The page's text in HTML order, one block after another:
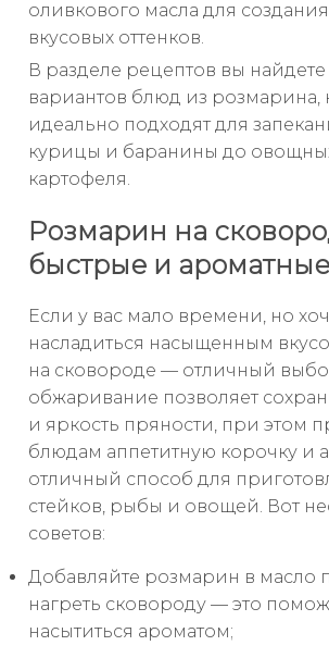
оливкового масла для
вкусовых оттенков.
В разделе рецептов вы
вариантов блюд из розмарина,
идеально подходят для
курицы и баранины до
картофеля.
Розмарин на
быстрые и
Если у вас мало времени, но
насладиться насыщенным
на сковороде — отличный
обжаривание позволяет
и яркость пряности, при этом
блюдам аппетитную корочку и
отличный способ для
стейков, рыбы и овощей. Вот
советов:
Добавляйте розмарин в масло
нагреть сковороду — это
насытиться ароматом;